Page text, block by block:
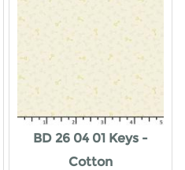
BD 26 04 01 Keys -
Cotton